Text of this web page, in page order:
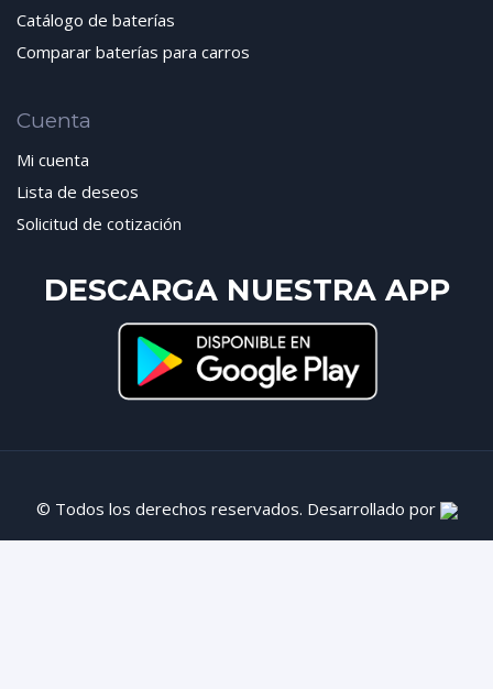
Catálogo de baterías
Comparar baterías para carros
Cuenta
Mi cuenta
Lista de deseos
Solicitud de cotización
DESCARGA NUESTRA APP
© Todos los derechos reservados. Desarrollado por